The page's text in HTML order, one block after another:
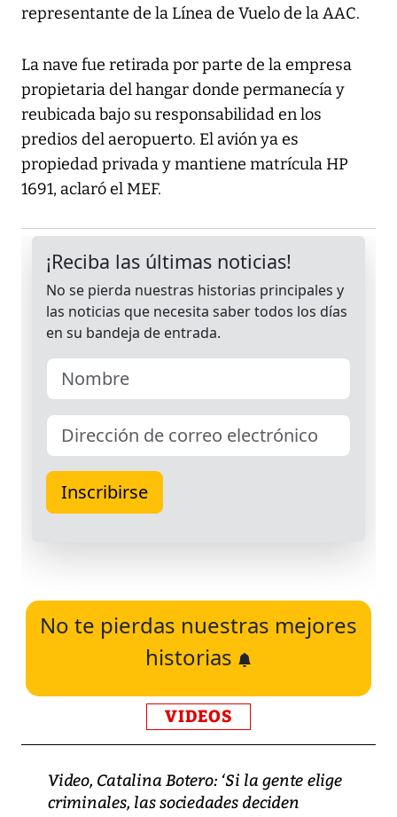
representante de la Línea de Vuelo de la AAC.
La nave fue retirada por parte de la empresa
propietaria del hangar donde permanecía y
reubicada bajo su responsabilidad en los
predios del aeropuerto. El avión ya es
propiedad privada y mantiene matrícula HP
1691, aclaró el MEF.
No te pierdas nuestras mejores
historias
VIDEOS
Video, Catalina Botero: ‘Si la gente elige
criminales, las sociedades deciden